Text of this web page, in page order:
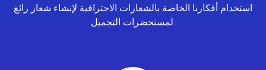
استخدام أفكارنا الخاصة بالشعارات الاحترافية لإنشاء شعار رائع
لمستحضرات التجميل.